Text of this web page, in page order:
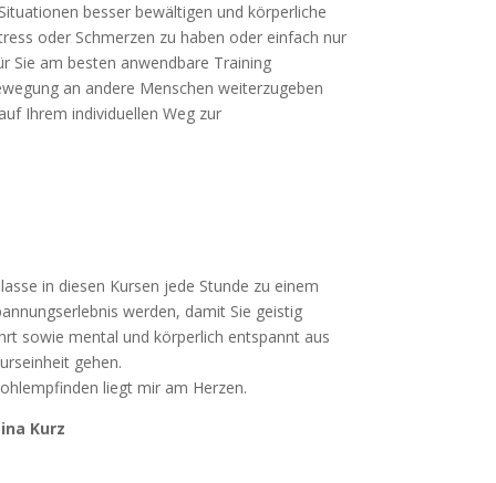
besser bewältigen und körperliche
oder Schmerzen zu haben oder einfach nur
Sie am besten anwendbare Training
an andere Menschen weiterzugeben
Ihrem individuellen Weg zur
in diesen Kursen jede Stunde zu einem
werden, damit Sie geistig
sowie mental und körperlich entspannt aus
gehen.
liegt mir am Herzen.
Kurz